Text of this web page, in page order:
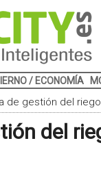
/ ECONOMÍA
de gestión del
del